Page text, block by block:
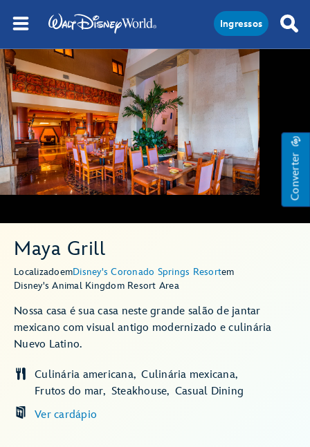
Ingressos
Converter
Maya Grill
LocalizadoemDisney's Coronado Springs Resortem
Disney's Animal Kingdom Resort Area
Nossa casa é sua casa neste grande salão de jantar
mexicano com visual antigo modernizado e culinária
Nuevo Latino.
Ver cardápio
Culinária americana
Culinária mexicana
Frutos do mar
Steakhouse Casual Dining